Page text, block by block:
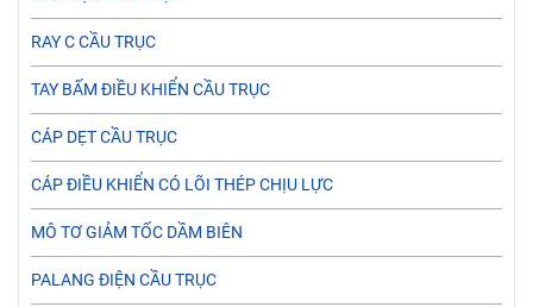
RAY C CẦU TRỤC
TAY BẤM ĐIỀU KHIỂN CẦU TRỤC
CÁP DẸT CẦU TRỤC
CÁP ĐIỀU KHIỂN CÓ LÕI THÉP CHỊU LỰC
MÔ TƠ GIẢM TỐC DẦM BIÊN
PALANG ĐIỆN CẦU TRỤC